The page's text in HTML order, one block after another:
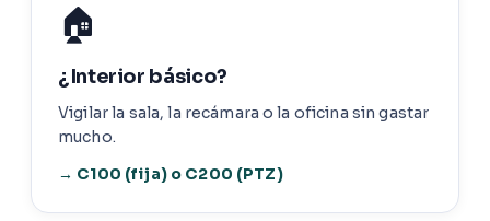
🏠
¿Interior básico?
Vigilar la sala, la recámara o la oficina sin gastar
mucho.
→ C100 (fija) o C200 (PTZ)